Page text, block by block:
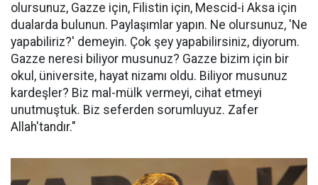
olursunuz, Gazze için, Filistin için, Mescid-i Aksa için
dualarda bulunun. Paylaşımlar yapın. Ne olursunuz, 'Ne
yapabiliriz?' demeyin. Çok şey yapabilirsiniz, diyorum.
Gazze neresi biliyor musunuz? Gazze bizim için bir
okul, üniversite, hayat nizamı oldu. Biliyor musunuz
kardeşler? Biz mal-mülk vermeyi, cihat etmeyi
unutmuştuk. Biz seferden sorumluyuz. Zafer
Allah'tandır."